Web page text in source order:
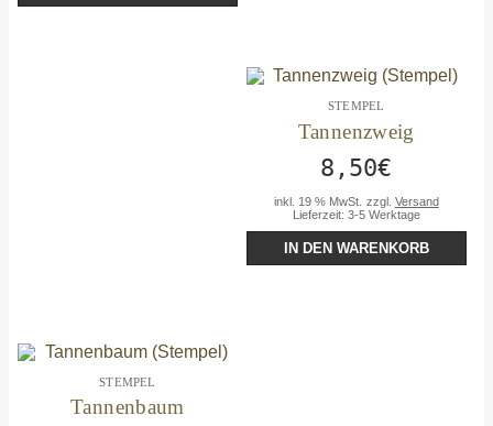
STEMPEL
Tannenzweig
8,50€
inkl. 19 % MwSt. zzgl. Versand
Lieferzeit: 3-5 Werktage
IN DEN WARENKORB
STEMPEL
Tannenbaum